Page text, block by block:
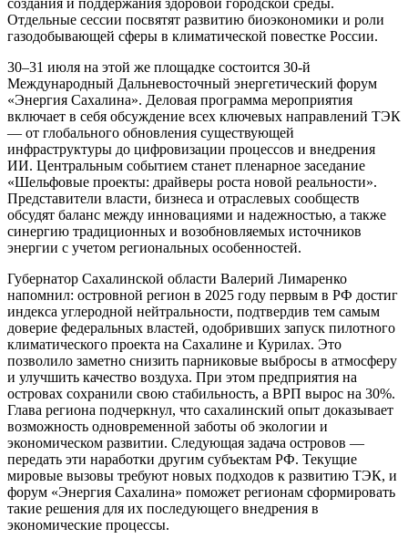
Отдельные сессии посвятят развитию биоэкономики и роли
газодобывающей сферы в климатической повестке России.
30–31 июля на этой же площадке состоится 30-й
Международный Дальневосточный энергетический форум
«Энергия Сахалина». Деловая программа мероприятия
включает в себя обсуждение всех ключевых направлений ТЭК
— от глобального обновления существующей
инфраструктуры до цифровизации процессов и внедрения
ИИ. Центральным событием станет пленарное заседание
«Шельфовые проекты: драйверы роста новой реальности».
Представители власти, бизнеса и отраслевых сообществ
обсудят баланс между инновациями и надежностью, а также
синергию традиционных и возобновляемых источников
энергии с учетом региональных особенностей.
Губернатор Сахалинской области Валерий Лимаренко
напомнил: островной регион в 2025 году первым в РФ достиг
индекса углеродной нейтральности, подтвердив тем самым
доверие федеральных властей, одобривших запуск пилотного
климатического проекта на Сахалине и Курилах. Это
позволило заметно снизить парниковые выбросы в атмосферу
и улучшить качество воздуха. При этом предприятия на
островах сохранили свою стабильность, а ВРП вырос на 30%.
Глава региона подчеркнул, что сахалинский опыт доказывает
возможность одновременной заботы об экологии и
экономическом развитии. Следующая задача островов —
передать эти наработки другим субъектам РФ. Текущие
мировые вызовы требуют новых подходов к развитию ТЭК, и
форум «Энергия Сахалина» поможет регионам сформировать
такие решения для их последующего внедрения в
экономические процессы.